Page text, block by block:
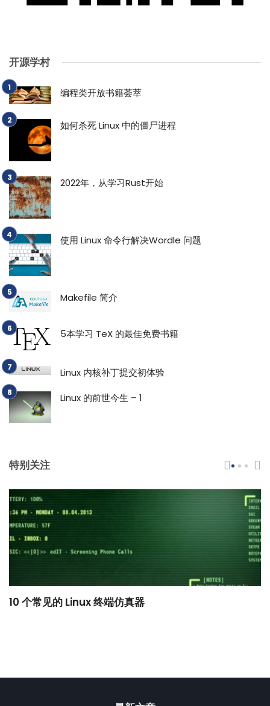
开源学村
编程类开放书籍荟萃
如何杀死 Linux 中的僵尸进程
2022年，从学习Rust开始
使用 Linux 命令行解决Wordle 问题
Makefile 简介
5本学习 TeX 的最佳免费书籍
Linux 内核补丁提交初体验
Linux 的前世今生 – 1
特别关注
10 个常见的 Linux 终端仿真器